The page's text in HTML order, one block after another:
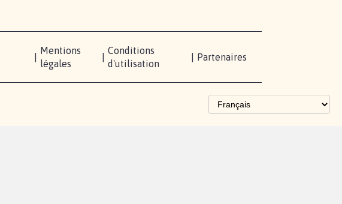
Mentions
légales
Conditions
d'utilisation
Partenaires